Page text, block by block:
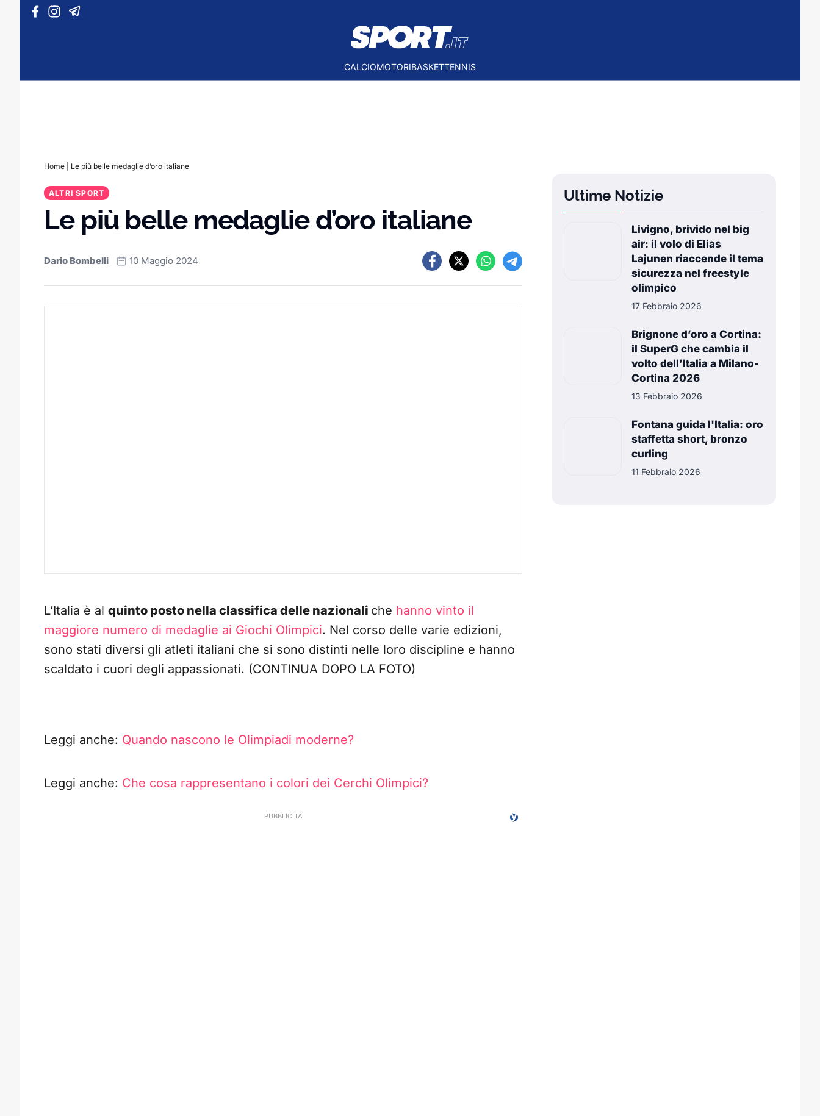
Vai al contenuto
CALCIOMOTORIBASKETTENNIS
Home Le più belle medaglie d’oro italiane
ALTRI SPORT
Le più belle medaglie d’oro italiane
Dario Bombelli 10 Maggio 2024
L’Italia è al quinto posto nella classifica delle nazionali che hanno vinto il
maggiore numero di medaglie ai Giochi Olimpici. Nel corso delle varie edizioni,
sono stati diversi gli atleti italiani che si sono distinti nelle loro discipline e hanno
scaldato i cuori degli appassionati. (CONTINUA DOPO LA FOTO)
Leggi anche: Quando nascono le Olimpiadi moderne?
Leggi anche: Che cosa rappresentano i colori dei Cerchi Olimpici?
Ultime Notizie
Livigno, brivido nel big
air: il volo di Elias
Lajunen riaccende il tema
sicurezza nel freestyle
olimpico
17 Febbraio 2026
Brignone d’oro a Cortina:
il SuperG che cambia il
volto dell’Italia a Milano-
Cortina 2026
13 Febbraio 2026
Fontana guida l'Italia: oro
staffetta short, bronzo
curling
11 Febbraio 2026